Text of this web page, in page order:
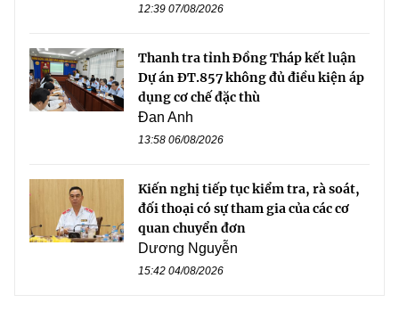
12:39 07/08/2026
Thanh tra tỉnh Đồng Tháp kết luận
Dự án ĐT.857 không đủ điều kiện áp
dụng cơ chế đặc thù
Đan Anh
13:58 06/08/2026
Kiến nghị tiếp tục kiểm tra, rà soát,
đối thoại có sự tham gia của các cơ
quan chuyển đơn
Dương Nguyễn
15:42 04/08/2026